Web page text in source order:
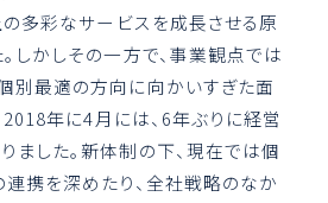
多彩なサービスを成長させる原
しかしその一方で、事業観点では
別最適の方向に向かいすぎた面
2018年に4月には、6年ぶりに経営
ました。新体制の下、現在では個
連携を深めたり、全社戦略のなか